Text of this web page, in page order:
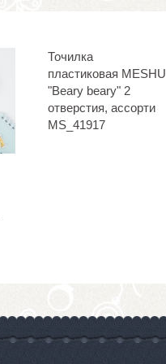
Точилка
пластиковая MESHU
"Beary beary" 2
отверстия, ассорти
MS_41917